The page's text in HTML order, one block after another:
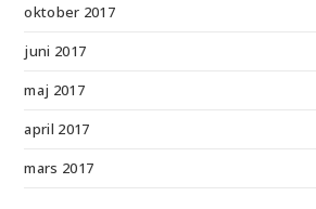
oktober 2017
juni 2017
maj 2017
april 2017
mars 2017